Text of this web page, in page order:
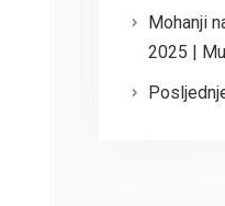
Mohanji
2025 |